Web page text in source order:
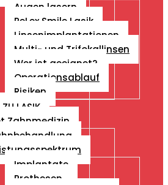
Augen lasern
ReLex Smile Lasik
Linsenimplantationen
Multi- und Trifokallinsen
Wer ist geeignet?
Operationsablauf
Risiken
LASIK
Zahnmedizin
Implantate
Prothesen